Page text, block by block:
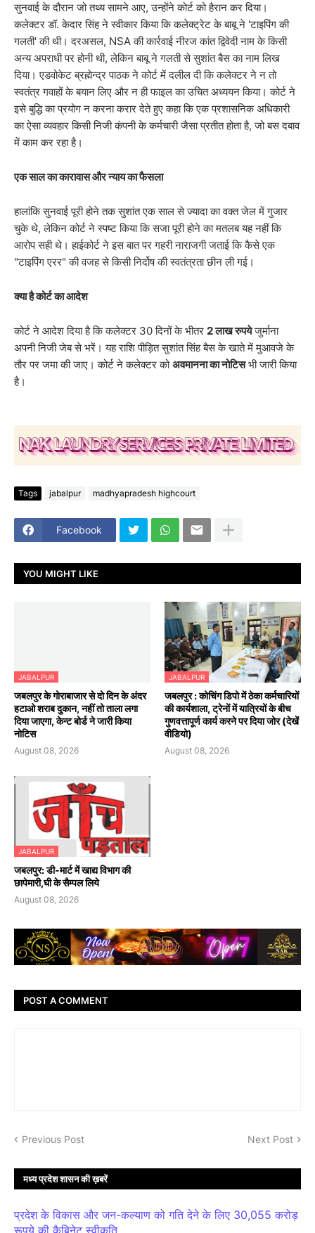
सुनवाई के दौरान जो तथ्य सामने आए, उन्होंने कोर्ट को हैरान कर दिया।
कलेक्टर डॉ. केदार सिंह ने स्वीकार किया कि कलेक्ट्रेट के बाबू ने 'टाइपिंग की
गलती' की थी। दरअसल, NSA की कार्रवाई नीरज कांत द्विवेदी नाम के किसी
अन्य अपराधी पर होनी थी, लेकिन बाबू ने गलती से सुशांत बैस का नाम लिख
दिया। एडवोकेट ब्रह्मेन्द्र पाठक ने कोर्ट में दलील दी कि कलेक्टर ने न तो
स्वतंत्र गवाहों के बयान लिए और न ही फाइल का उचित अध्ययन किया। कोर्ट ने
इसे बुद्धि का प्रयोग न करना करार देते हुए कहा कि एक प्रशासनिक अधिकारी
का ऐसा व्यवहार किसी निजी कंपनी के कर्मचारी जैसा प्रतीत होता है, जो बस दबाव
में काम कर रहा है।
एक साल का कारावास और न्याय का फैसला
​हालांकि सुनवाई पूरी होने तक सुशांत एक साल से ज्यादा का वक्त जेल में गुजार
चुके थे, लेकिन कोर्ट ने स्पष्ट किया कि सजा पूरी होने का मतलब यह नहीं कि
आरोप सही थे। हाईकोर्ट ने इस बात पर गहरी नाराजगी जताई कि कैसे एक
"टाइपिंग एरर" की वजह से किसी निर्दोष की स्वतंत्रता छीन ली गई।
क्या है कोर्ट का आदेश
​कोर्ट ने आदेश दिया है कि ​कलेक्टर 30 दिनों के भीतर 2 लाख रुपयेजुर्माना
अपनी निजी जेब से भरें। ​यह राशि पीड़ित सुशांत सिंह बैस के खाते में मुआवजे के
तौर पर जमा की जाए। ​कोर्ट ने कलेक्टर कोअवमानना का नोटिसभी जारी किया
है।
Tags jabalpur madhyapradesh highcourt
Facebook
YOU MIGHT LIKE
JABALPUR
जबलपुर के गोराबाजार से दो दिन के अंदर
हटाओ शराब दुकान, नहीं तो ताला लगा
दिया जाएगा, केन्ट बोर्ड ने जारी किया
नोटिस
August 08, 2026
JABALPUR
जबलपुर : कोचिंग डिपो में ठेका कर्मचारियों
की कार्यशाला, ट्रेनों में यात्रियों के बीच
गुणवत्तापूर्ण कार्य करने पर दिया जोर (देखें
वीडियो)
August 08, 2026
JABALPUR
जबलपुर: डी-मार्ट में खाद्य विभाग की
छापेमारी,घी के सैम्पल लिये
August 08, 2026
POST A COMMENT
Previous Post Next Post
मध्य प्रदेश शासन की ख़बरें
प्रदेश के विकास और जन-कल्याण को गति देने के लिए 30,055 करोड़
रूपये की कैबिनेट स्वीकृति